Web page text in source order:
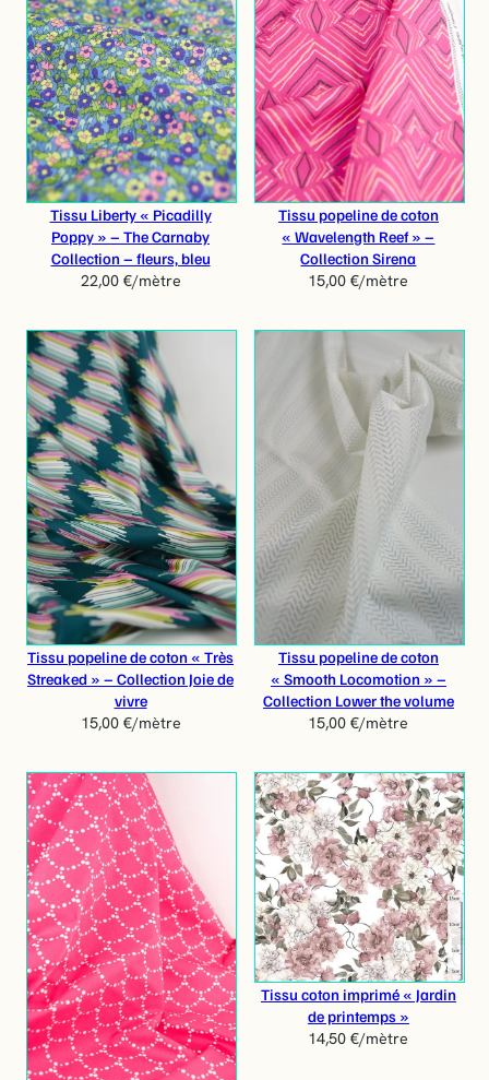
Tissu Liberty « Picadilly
Poppy » – The Carnaby
Collection – fleurs, bleu
22,00 €/mètre
Tissu popeline de coton
« Wavelength Reef » –
Collection Sirena
15,00€/mètre
Tissu popeline de coton « Très
Streaked » – Collection Joie de
vivre
15,00 €/mètre
Tissu popeline de coton
« Smooth Locomotion » –
Collection Lower the volume
15,00€/mètre
Tissu coton imprimé « Jardin
de printemps »
14,50€/mètre